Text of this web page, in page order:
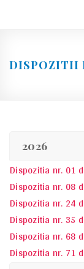
DISPOZITII
2026
Dispozitia nr. 01
Dispozitia nr. 08
Dispozitia nr. 24
Dispozitia nr. 35
Dispozitia nr. 68
Dispozitia nr. 71